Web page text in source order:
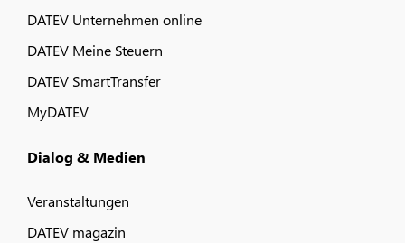
DATEV Unternehmen online
DATEV Meine Steuern
DATEV SmartTransfer
MyDATEV
Dialog & Medien
Veranstaltungen
DATEV magazin